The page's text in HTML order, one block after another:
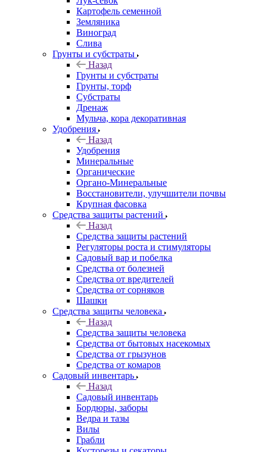
Картофель семенной
Земляника
Виноград
Слива
Грунты и субстраты
Назад
Грунты и субстраты
Грунты, торф
Субстраты
Дренаж
Мульча, кора декоративная
Удобрения
Назад
Удобрения
Минеральные
Органические
Органо-Минеральные
Восстановители, улучшители почвы
Крупная фасовка
Средства защиты растений
Назад
Средства защиты растений
Регуляторы роста и стимуляторы
Садовый вар и побелка
Средства от болезней
Средства от вредителей
Средства от сорняков
Шашки
Средства защиты человека
Назад
Средства защиты человека
Средства от бытовых насекомых
Средства от грызунов
Средства от комаров
Садовый инвентарь
Назад
Садовый инвентарь
Бордюры, заборы
Ведра и тазы
Вилы
Грабли